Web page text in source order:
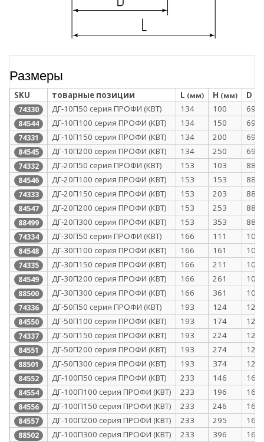
Размеры
SKU товарные позиции L (мм) H (мм) D
74330 ДГ-10П50 серия ПРОФИ (КВТ) 134 100 69
84544 ДГ-10П100 серия ПРОФИ (КВТ) 134 150 69
74331 ДГ-10П150 серия ПРОФИ (КВТ) 134 200 69
84545 ДГ-10П200 серия ПРОФИ (КВТ) 134 250 69
74332 ДГ-20П50 серия ПРОФИ (КВТ) 153 103 88
84546 ДГ-20П100 серия ПРОФИ (КВТ) 153 153 88
74333 ДГ-20П150 серия ПРОФИ (КВТ) 153 203 88
84547 ДГ-20П200 серия ПРОФИ (КВТ) 153 253 88
88499 ДГ-20П300 серия ПРОФИ (КВТ) 153 353 88
74334 ДГ-30П50 серия ПРОФИ (КВТ) 166 111 101
84548 ДГ-30П100 серия ПРОФИ (КВТ) 166 161 101
74335 ДГ-30П150 серия ПРОФИ (КВТ) 166 211 101
84549 ДГ-30П200 серия ПРОФИ (КВТ) 166 261 101
88500 ДГ-30П300 серия ПРОФИ (КВТ) 166 361 101
74336 ДГ-50П50 серия ПРОФИ (КВТ) 193 124 128
84550 ДГ-50П100 серия ПРОФИ (КВТ) 193 174 128
74337 ДГ-50П150 серия ПРОФИ (КВТ) 193 224 128
84551 ДГ-50П200 серия ПРОФИ (КВТ) 193 274 128
88501 ДГ-50П300 серия ПРОФИ (КВТ) 193 374 128
84552 ДГ-100П50 серия ПРОФИ (КВТ) 233 146 168
84554 ДГ-100П100 серия ПРОФИ (КВТ) 233 196 168
84556 ДГ-100П150 серия ПРОФИ (КВТ) 233 246 168
84557 ДГ-100П200 серия ПРОФИ (КВТ) 233 295 168
88502 ДГ-100П300 серия ПРОФИ (КВТ) 233 396 168